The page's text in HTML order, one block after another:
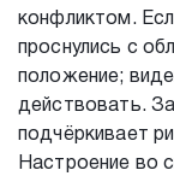
конфликтом.
проснулись с
положение;
действовать.
подчёркивает
Настроение во